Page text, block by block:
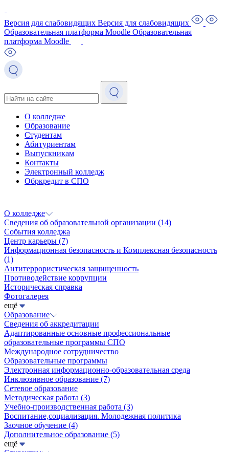
Версия для слабовидящих Версия для слабовидящих
Образовательная платформа Moodle Образовательная
платформа Moodle
О колледже
Образование
Студентам
Абитуриентам
Выпускникам
Контакты
Электронный колледж
Обркредит в СПО
О колледже
Сведения об образовательной организации (14)
События колледжа
Центр карьеры (7)
Информационная безопасность и Комплексная безопасность
(1)
Антитеррористическая защищенность
Противодействие коррупции
Историческая справка
Фотогалерея
ещё
Образование
Сведения об аккредитации
Адаптированные основные профессиональные
образовательные программы СПО
Международное сотрудничество
Образовательные программы
Электронная информационно-образовательная среда
Инклюзивное образование (7)
Сетевое образование
Методическая работа (3)
Учебно-производственная работа (3)
Воспитание,социализация. Молодежная политика
Заочное обучение (4)
Дополнительное образование (5)
ещё